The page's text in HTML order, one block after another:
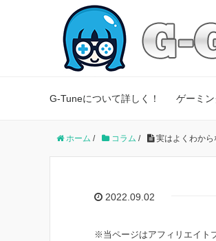
G-Tuneについて詳しく！ ゲーミ
ホーム / コラム / 実はよくわから
2022.09.02
※当ページはアフィリエイト